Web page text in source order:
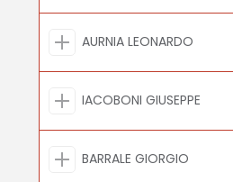
AURNIA LEONARDO
IACOBONI GIUSEPPE
BARRALE GIORGIO